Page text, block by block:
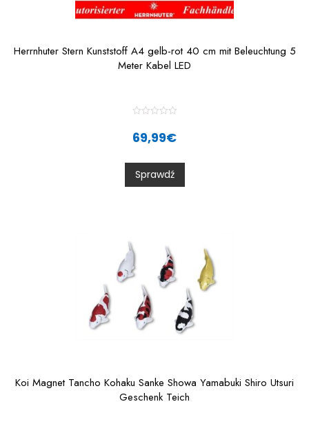
Herrnhuter Stern Kunststoff A4 gelb-rot 40 cm mit Beleuchtung 5
Meter Kabel LED
a
t
0
o
u
t
69,99€
Sprawdź
Koi Magnet Tancho Kohaku Sanke Showa Yamabuki Shiro Utsuri
Geschenk Teich